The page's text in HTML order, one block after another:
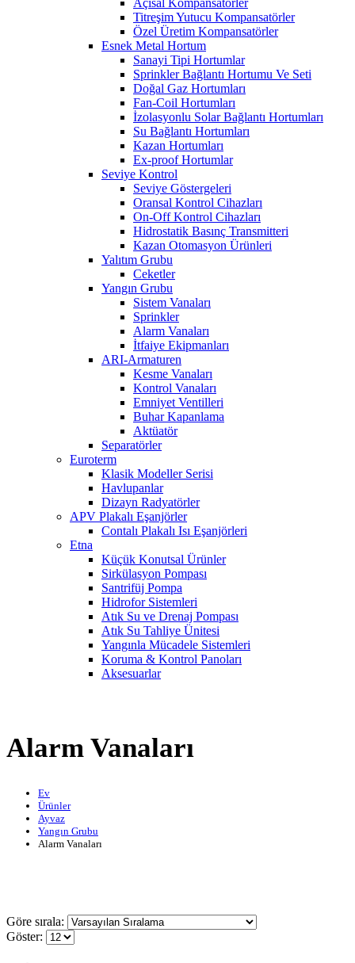
Açısal Kompansatörler
Titreşim Yutucu Kompansatörler
Özel Üretim Kompansatörler
Esnek Metal Hortum
Sanayi Tipi Hortumlar
Sprinkler Bağlantı Hortumu Ve Seti
Doğal Gaz Hortumları
Fan-Coil Hortumları
İzolasyonlu Solar Bağlantı Hortumları
Su Bağlantı Hortumları
Kazan Hortumları
Ex-proof Hortumlar
Seviye Kontrol
Seviye Göstergeleri
Oransal Kontrol Cihazları
On-Off Kontrol Cihazları
Hidrostatik Basınç Transmitteri
Kazan Otomasyon Ürünleri
Yalıtım Grubu
Ceketler
Yangın Grubu
Sistem Vanaları
Sprinkler
Alarm Vanaları
İtfaiye Ekipmanları
ARI-Armaturen
Kesme Vanaları
Kontrol Vanaları
Emniyet Ventilleri
Buhar Kapanlama
Aktüatör
Separatörler
Euroterm
Klasik Modeller Serisi
Havlupanlar
Dizayn Radyatörler
APV Plakalı Eşanjörler
Contalı Plakalı Isı Eşanjörleri
Etna
Küçük Konutsal Ürünler
Sirkülasyon Pompası
Santrifüj Pompa
Hidrofor Sistemleri
Atık Su ve Drenaj Pompası
Atık Su Tahliye Ünitesi
Yangınla Mücadele Sistemleri
Koruma & Kontrol Panoları
Aksesuarlar
Alarm Vanaları
Ev
Ürünler
Ayvaz
Yangın Grubu
Alarm Vanaları
Göre sırala:
Göster: